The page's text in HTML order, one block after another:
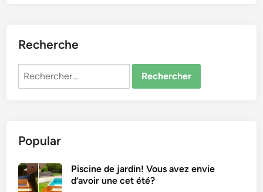
Recherche
Rechercher :
Popular
Piscine de jardin! Vous avez envie
d’avoir une cet été?